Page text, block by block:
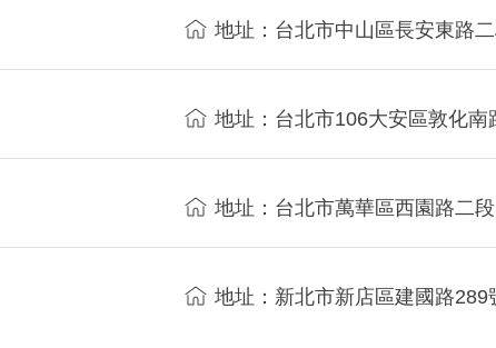
地址：台北市中山區長安東路
地址：台北市106大安區敦化南
地址：台北市萬華區西園路二
地址：新北市新店區建國路289